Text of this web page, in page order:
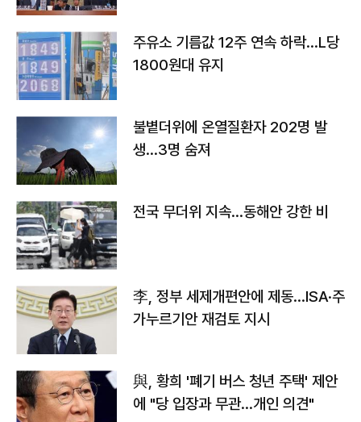
주유소 기름값 12주 연속 하락…L당
1800원대 유지
불볕더위에 온열질환자 202명 발
생…3명 숨져
전국 무더위 지속…동해안 강한 비
李, 정부 세제개편안에 제동…ISA·주
가누르기안 재검토 지시
與, 황희 '폐기 버스 청년 주택' 제안
에 "당 입장과 무관…개인 의견"